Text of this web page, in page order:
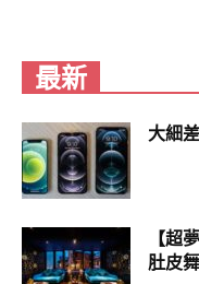
最新
大細
【超
肚皮